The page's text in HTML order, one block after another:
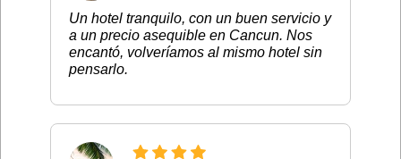
Un hotel tranquilo, con un buen servicio y
a un precio asequible en Cancun. Nos
encantó, volveríamos al mismo hotel sin
pensarlo.